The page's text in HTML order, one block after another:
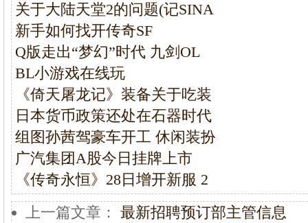
关于大陆天堂2的问题(记SINA
新手如何找开传奇SF
Q版走出“梦幻”时代 九剑OL
BL小游戏在线玩
《倚天屠龙记》装备关于吃装
日本货币政策还处在石器时代
组图孙茜驾豪车开工 休闲装扮
广汽集团A股今日挂牌上市
《传奇永恒》28日增开新服 2
上一篇文章： 最新招聘预订部主管信息